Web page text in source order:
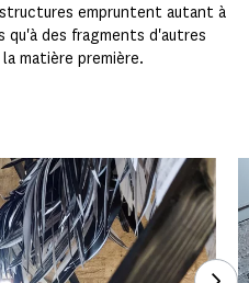
empruntent autant à
qu'à des fragments d'autres
matière première.